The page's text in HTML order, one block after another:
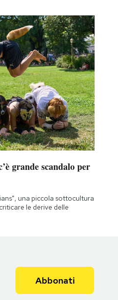
grande scandalo per
una piccola sottocultura
le derive delle
Abbonati